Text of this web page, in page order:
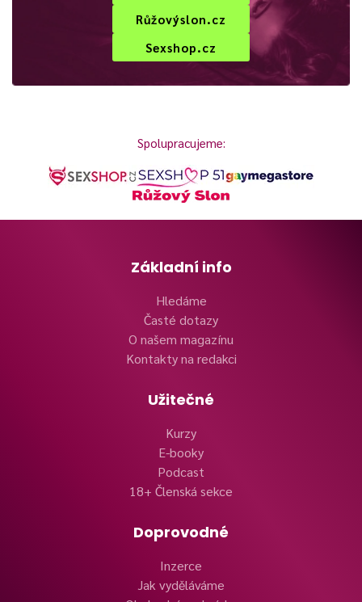
Růžovýslon.cz
Sexshop.cz
Spolupracujeme:
Základní info
Hledáme
Časté dotazy
O našem magazínu
Kontakty na redakci
Užitečné
Kurzy
E-booky
Podcast
18+ Členská sekce
Doprovodné
Inzerce
Jak vyděláváme